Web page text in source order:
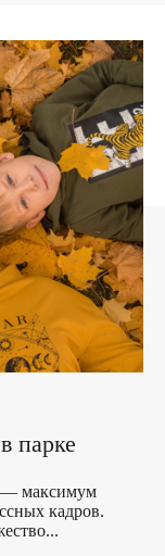
парке
— максимум
кадров.